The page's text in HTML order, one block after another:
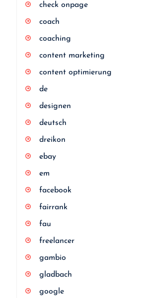
check onpage
coach
coaching
content marketing
content optimierung
de
designen
deutsch
dreikon
ebay
em
facebook
fairrank
fau
freelancer
gambio
gladbach
google